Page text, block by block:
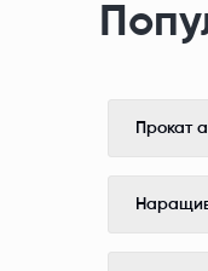
Прокат